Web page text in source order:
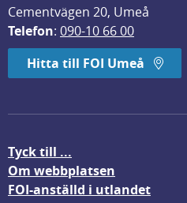
Cementvägen 20, Umeå
Telefon: 090-10 66 00
Hitta till FOI Umeå
Tyck till ...
Om webbplatsen
FOI-anställd i utlandet